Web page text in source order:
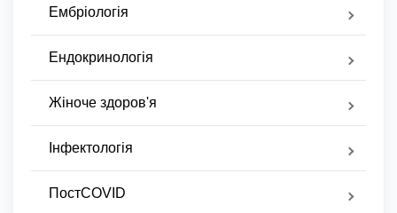
Ембріологія
Ендокринологія
Жіноче здоров'я
Інфектологія
ПостCOVID